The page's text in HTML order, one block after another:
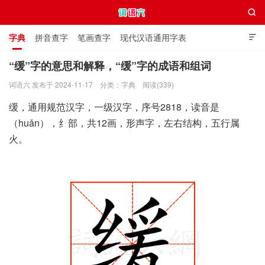

字典 拼音查字 笔画查字 现代汉语通用字表
通用规范汉字表 叠字大全 独体字大全 极简英语词典

“缓”字的意思和解释，“缓”字的成语和组词
词语六 发布于 2024-11-17 分类： 字典 阅读(339)
缓，通用规范汉字，一级汉字，序号2818，读音是
（huǎn），纟部，共12画，形声字，左右结构，五行属
火。